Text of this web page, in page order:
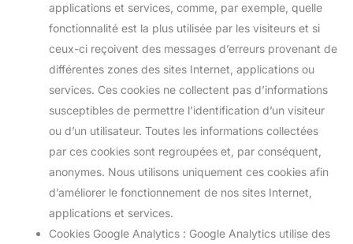
applications et services, comme, par exemple, quelle
fonctionnalité est la plus utilisée par les visiteurs et si
ceux-ci reçoivent des messages d’erreurs provenant de
différentes zones des sites Internet, applications ou
services. Ces cookies ne collectent pas d’informations
susceptibles de permettre l’identification d’un visiteur
ou d’un utilisateur. Toutes les informations collectées
par ces cookies sont regroupées et, par conséquent,
anonymes. Nous utilisons uniquement ces cookies afin
d’améliorer le fonctionnement de nos sites Internet,
applications et services.
Cookies Google Analytics : Google Analytics utilise des